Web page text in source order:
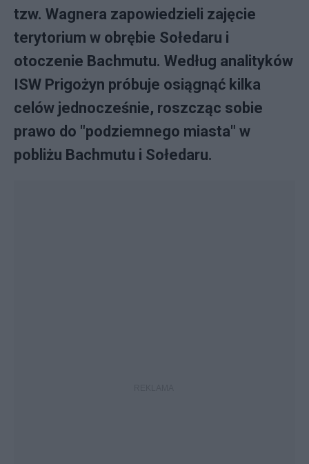
tzw. Wagnera zapowiedzieli zajęcie
terytorium w obrębie Sołedaru i
otoczenie Bachmutu. Według analityków
ISW Prigożyn próbuje osiągnąć kilka
celów jednocześnie, roszcząc sobie
prawo do "podziemnego miasta" w
pobliżu Bachmutu i Sołedaru.